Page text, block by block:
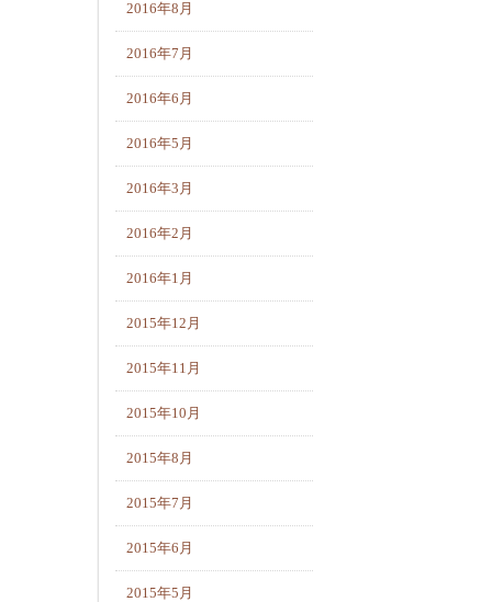
2016年8月
2016年7月
2016年6月
2016年5月
2016年3月
2016年2月
2016年1月
2015年12月
2015年11月
2015年10月
2015年8月
2015年7月
2015年6月
2015年5月